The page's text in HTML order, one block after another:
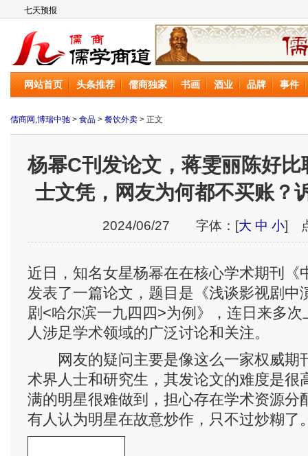
儒商网
网站首页 头条推荐 儒商独家 书画 酒业 品牌 事件
儒商网,博瑞中驰 > 食品 > 餐饮外卖 > 正文
杨幂C刊发论文，蒋雯丽陈好
士文凭，网友为何都不买账？
2024/06/27 字体：[大 中 小]
近日，知名女星杨幂在在核心学术期刊《
发表了一篇论文，题目是《浅谈影视剧中
剧<哈尔滨一九四四>为例》，连日来多
人涉足学术领域的广泛讨论和关注。
网友的疑问主要是像这么一家权威期
术界人士和研究生，其发论文的难度是很
满的明星很难做到，担心存在学术资源分
有人认为明星在故意炒作，只不过炒糊了